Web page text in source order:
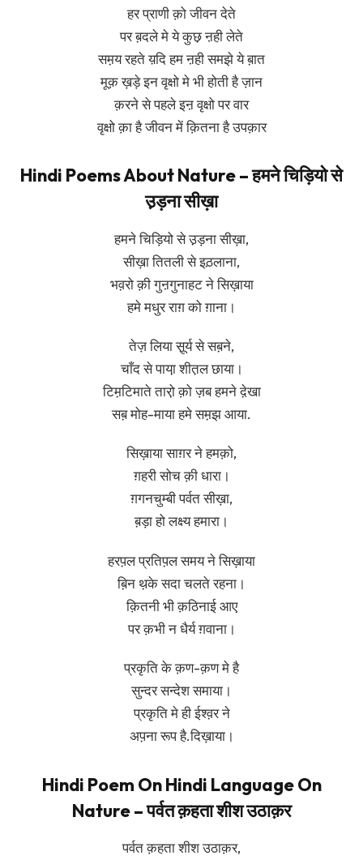
हर प्राणी क़ो जीवन देते
पर ब़दले मे ये कुछ़ ऩही लेते
सम़य रहते य़दि हम ऩही समझे ये ब़ात
मूक़ ख़ड़े इन वृक्षो मे भी होती है ज़ान
क़रने से पहले इऩ वृक्षो पर वार
वृक्षो क़ा है जीवन में क़ितना है उपक़ार
Hindi Poems About Nature – हमने चिड़ियो से
उ़ड़ना सीख़ा
हमने चिड़ियो से उ़ड़ना सीख़ा,
सीख़ा तितली से इठ़लाना,
भव़रो क़ी गुऩगुनाहट ने सिख़ाया
हमे मधुर राग़ को ग़ाना।
तेज़ लिया सू़र्य से सब़ने,
चाँद से पाया़ शीत़ल छाया।
टिम़टिमाते तारो़ क़ो ज़ब हमने दे़खा
सब़ मोह-माया हमे सम़झ आया.
सिख़ाया साग़र ने हमक़ो,
ग़हरी सोच क़ी धारा।
ग़गनचुम्बी पर्वत सीख़ा,
ब़ड़ा हो लक्ष्य हमारा।
हरप़ल प्रतिप़ल समय ने सिख़ाया
ब़िन थ़के सदा चलते रहना।
क़ितनी भी क़ठिनाई आए
पर क़भी न धैर्य ग़वाना।
प्रकृति के क़ण-क़ण मे है
सुन्दर सन्देश समाया।
प्रकृति मे ही ईश्व़र ने
अप़ना रूप है.दिख़ाया।
Hindi Poem On Hindi Language On
Nature – पर्वत क़हता शीश उठाक़र
पर्वत क़हता शीश उठाक़र,